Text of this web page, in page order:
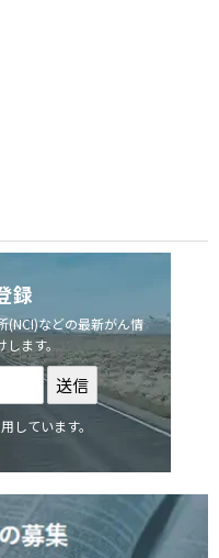
録
(NCI)などの最新がん情
ます。
しています。